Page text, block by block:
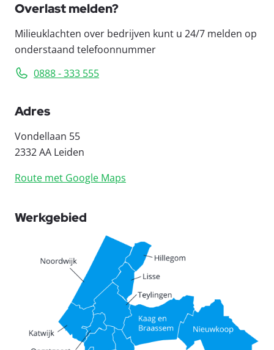
Overlast melden?
Milieuklachten over bedrijven kunt u 24/7 melden op
onderstaand telefoonnummer
0888 - 333 555
Adres
Vondellaan 55
2332 AA Leiden
Route met Google Maps
Werkgebied